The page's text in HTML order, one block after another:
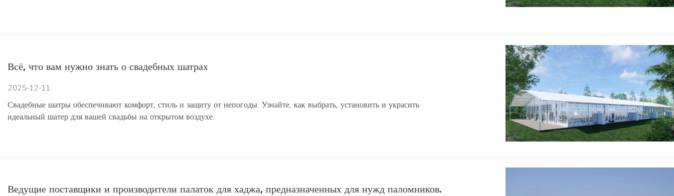
Всё, что вам нужно знать о свадебных шатрах
2025-12-11
Свадебные шатры обеспечивают комфорт, стиль и защиту от непогоды. Узнайте, как выбрать, установить и украсить
идеальный шатер для вашей свадьбы на открытом воздухе.
Ведущие поставщики и производители палаток для хаджа, предназначенных для нужд паломников.